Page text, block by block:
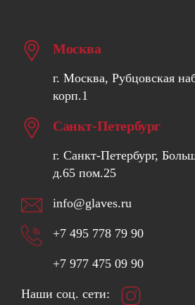
Москва
г. Москва, Рубцовская
корп.1
Санкт-Петербург
г. Санкт-Петербург,
д.65 пом.25
info@glaves.ru
+7 495 778 79 90
+7 977 475 09 90
Наши соц. сети: